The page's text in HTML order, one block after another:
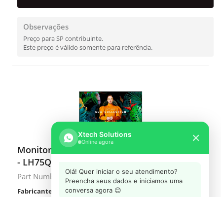
Observações
Preço para SP contribuinte.
Este preço é válido somente para referência.
Monitor Profissional Samsung 4K 75" QM75C
- LH75QMCEBGCXEN
Part Number#: LH75QMCEBGCXEN
Fabricante:
Samsung
Xtech Solutions
Online agora ✕
Olá! Quer iniciar o seu atendimento?
Preencha seus dados e iniciamos uma
conversa agora 😊